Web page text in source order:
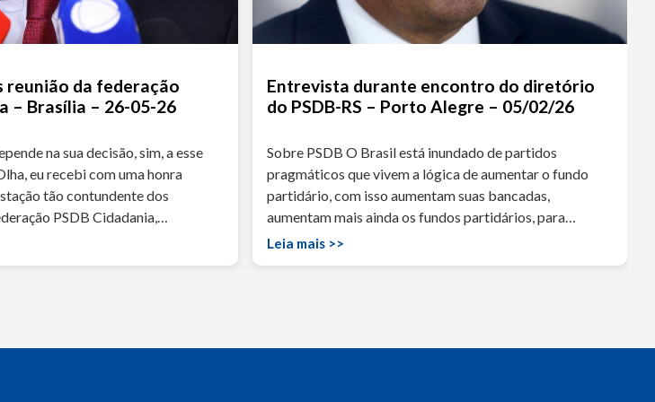
reunião da federação
– Brasília – 26-05-26
na sua decisão, sim, a esse
eu recebi com uma honra
tão contundente dos
PSDB Cidadania,…
Entrevista durante encontro do diretório
do PSDB-RS – Porto Alegre – 05/02/26
Sobre PSDB O Brasil está inundado de partidos
pragmáticos que vivem a lógica de aumentar o fundo
partidário, com isso aumentam suas bancadas,
aumentam mais ainda os fundos partidários, para…
Leia mais >>